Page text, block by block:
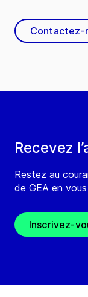
Recevez
Restez au
de GEA en
Inscrivez-
Contactez-